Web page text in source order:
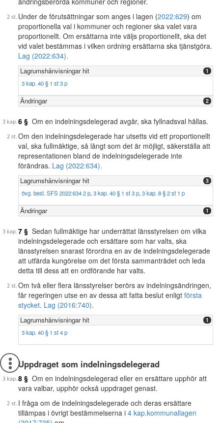
Under de förutsättningar som anges i lagen (2022:629) om
proportionella val i kommuner och regioner ska valet vara
proportionellt. Om ersättarna inte väljs proportionellt, ska det
vid valet bestämmas i vilken ordning ersättarna ska tjänstgöra.
Lag (2022:634).
Lagrumshänvisningar hit 1
3 kap. 40 § 1 st 3 p
Ändringar 2
6 § Om en indelningsdelegerad avgår, ska fyllnadsval hållas.
Om den indelningsdelegerade har utsetts vid ett proportionellt
val, ska fullmäktige, så långt som det är möjligt, säkerställa att
representationen bland de indelningsdelegerade inte
förändras. Lag (2022:634).
Lagrumshänvisningar hit 3
övg. best. SFS 2022:634 2 p, 3 kap. 40 § 1 st 3 p, 3 kap. 8 § 2 st 1 p
Ändringar 1
7 § Sedan fullmäktige har underrättat länsstyrelsen om vilka
indelningsdelegerade och ersättare som har valts, ska
länsstyrelsen snarast förordna en av de indelningsdelegerade
att utfärda kungörelse om det första sammanträdet och leda
detta till dess att en ordförande har valts.
Om två eller flera länsstyrelser berörs av indelningsändringen,
får regeringen utse en av dessa att fatta beslut enligt första
stycket. Lag (2016:740).
Lagrumshänvisningar hit 1
3 kap. 40 § 1 st 4 p
Uppdraget som indelningsdelegerad
8 § Om en indelningsdelegerad eller en ersättare upphör att
vara valbar, upphör också uppdraget genast.
I fråga om de indelningsdelegerade och deras ersättare
tillämpas i övrigt bestämmelserna i 4 kap.kommunallagen